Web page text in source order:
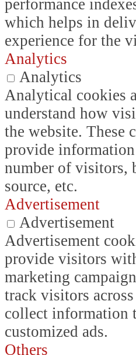
performance
which helps in
experience for the
Analytics
Analytics
Analytical cookies
understand how
the website. These
provide
number of visitors,
source, etc.
Advertisement
Advertisement
Advertisement
provide visitors
marketing
track visitors
collect information
customized ads.
Others